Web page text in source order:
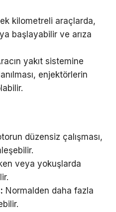
kilometreli araçlarda,
başlayabilir ve arıza
yakıt sistemine
enjektörlerin
düzensiz çalışması,
veya yokuşlarda
Normalden daha fazla